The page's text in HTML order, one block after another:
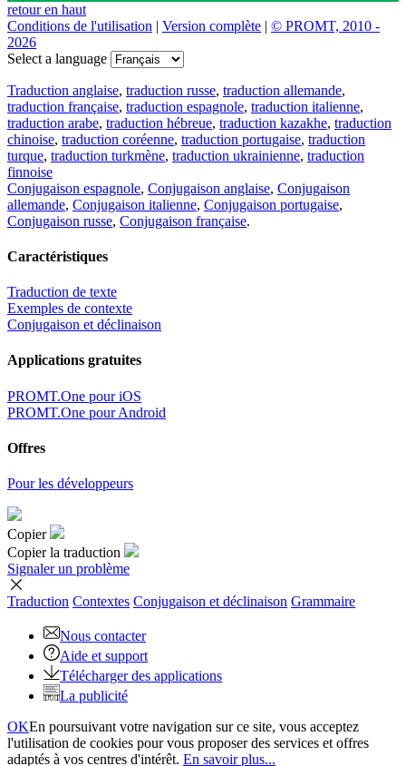
retour en haut
Conditions de l'utilisation | Version complète | © PROMT, 2010 -
2026
Select a language
Traduction anglaise, traduction russe, traduction allemande,
traduction française, traduction espagnole, traduction italienne,
traduction arabe, traduction hébreue, traduction kazakhe, traduction
chinoise, traduction coréenne, traduction portugaise, traduction
turque, traduction turkmène, traduction ukrainienne, traduction
finnoise
Conjugaison espagnole, Conjugaison anglaise, Conjugaison
allemande, Conjugaison italienne, Conjugaison portugaise,
Conjugaison russe, Conjugaison française.
Caractéristiques
Traduction de texte
Exemples de contexte
Conjugaison et déclinaison
Applications gratuites
PROMT.One pour iOS
PROMT.One pour Android
Offres
Pour les développeurs
Copier
Copier la traduction
Signaler un problème
Traduction Contextes Conjugaison et déclinaison Grammaire
Nous contacter
Aide et support
Télécharger des applications
La publicité
OKEn poursuivant votre navigation sur ce site, vous acceptez
l'utilisation de cookies pour vous proposer des services et offres
adaptés à vos centres d'intérêt. En savoir plus...